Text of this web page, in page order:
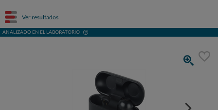
Ver resultados
ANALIZADO EN EL LABORATORIO